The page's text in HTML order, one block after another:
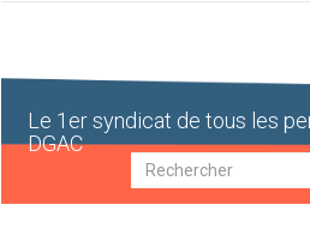
Le 1er syndicat de tous les
DGAC
Recherche